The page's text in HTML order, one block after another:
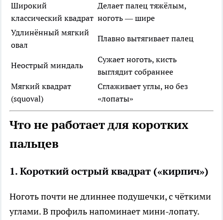
Широкий
классический квадрат
Делает палец тяжёлым,
ноготь — шире
Удлинённый мягкий
овал
Плавно вытягивает палец
Неострый миндаль
Сужает ноготь, кисть
выглядит собраннее
Мягкий квадрат
(squoval)
Сглаживает углы, но без
«лопаты»
Что не работает для коротких
пальцев
1. Короткий острый квадрат («кирпич»)
Ноготь почти не длиннее подушечки, с чёткими
углами. В профиль напоминает мини-лопату.